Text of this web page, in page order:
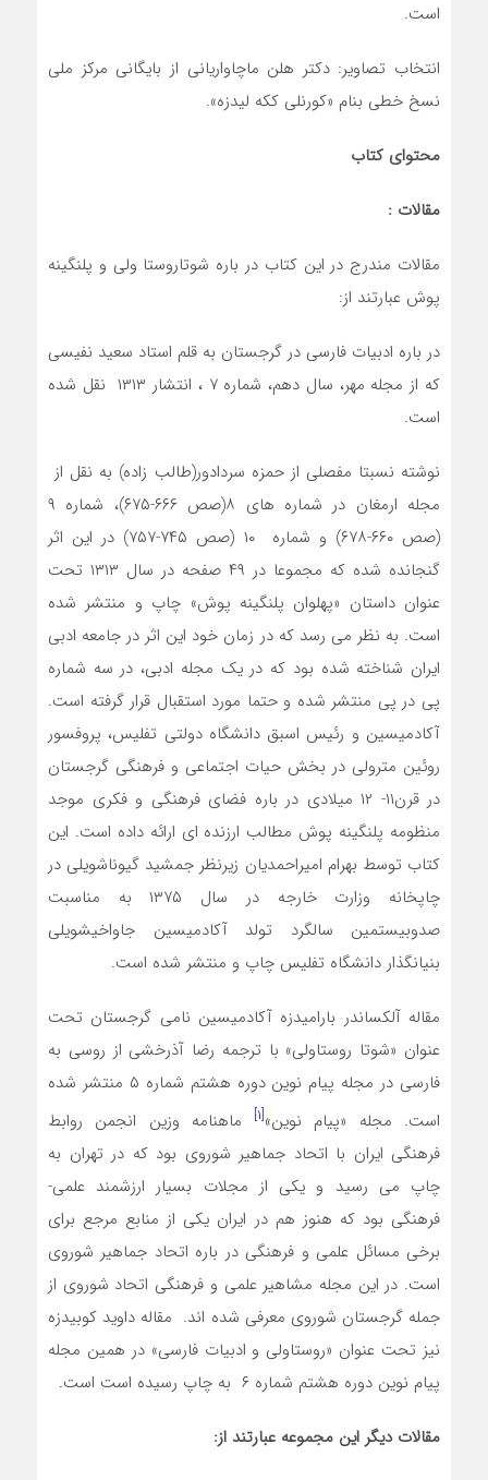
است.
انتخاب تصاویر: دکتر هلن ماچاواریانی از بایگانی مرکز ملی
نسخ خطی بنام «کورنلی ککه لیدزه».
محتوای کتاب
مقالات :
مقالات مندرج در این کتاب در باره شوتاروستا ولی و پلنگینه
پوش عبارتند از:
در باره ادبیات فارسی در گرجستان به قلم استاد سعید نفیسی
که از مجله مهر، سال دهم، شماره ۷ ، انتشار ۱۳۱۳ نقل شده
است.
نوشته نسبتا مفصلی از حمزه سردادور(طالب زاده) به نقل از
مجله ارمغان در شماره های ۸(صص ۶۶۶-۶۷۵)، شماره ۹
(صص ۶۶۰-۶۷۸) و شماره ۱۰ (صص ۷۴۵-۷۵۷) در این اثر
گنجانده شده که مجموعا در ۴۹ صفحه در سال ۱۳۱۳ تحت
عنوان داستان «پهلوان پلنگینه پوش» چاپ و منتشر شده
است. به نظر می رسد که در زمان خود این اثر در جامعه ادبی
ایران شناخته شده بود که در یک مجله ادبی، در سه شماره
پی در پی منتشر شده و حتما مورد استقبال قرار گرفته است.
آکادمیسین و رئیس اسبق دانشگاه دولتی تفلیس، پروفسور
روئین مترولی در بخش حیات اجتماعی و فرهنگی گرجستان
در قرن۱۱- ۱۲ میلادی در باره فضای فرهنگی و فکری موجد
منظومه پلنگینه پوش مطالب ارزنده ای ارائه داده است. این
کتاب توسط بهرام امیراحمدیان زیرنظر جمشید گیوناشویلی در
چاپخانه وزارت خارجه در سال ۱۳۷۵ به مناسبت
صدوبیستمین سالگرد تولد آکادمیسین جاواخیشویلی
بنیانگذار دانشگاه تفلیس چاپ و منتشر شده است.
مقاله آلکساندر بارامیدزه آکادمیسین نامی گرجستان تحت
عنوان «شوتا روستاولی» با ترجمه رضا آذرخشی از روسی به
فارسی در مجله پیام نوین دوره هشتم شماره ۵ منتشر شده
است. مجله «پیام نوین»[۱]
ماهنامه وزین انجمن روابط
فرهنگی ایران با اتحاد جماهیر شوروی بود که در تهران به
چاپ می رسید و یکی از مجلات بسیار ارزشمند علمی-
فرهنگی بود که هنوز هم در ایران یکی از منابع مرجع برای
برخی مسائل علمی و فرهنگی در باره اتحاد جماهیر شوروی
است. در این مجله مشاهیر علمی و فرهنگی اتحاد شوروی از
جمله گرجستان شوروی معرفی شده اند. مقاله داوید کوبیدزه
نیز تحت عنوان «روستاولی و ادبیات فارسی» در همین مجله
پیام نوین دوره هشتم شماره ۶ به چاپ رسیده است است.
مقالات دیگر این مجموعه عبارتند از: